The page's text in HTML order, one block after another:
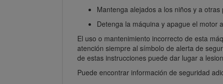
Mantenga alejados a los niños y a
Detenga la máquina y apague el motor
El uso o mantenimiento incorrecto de esta
atención siempre al símbolo de alerta de
de estas instrucciones puede dar lugar a
Puede encontrar información de seguridad